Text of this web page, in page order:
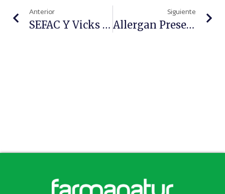
Anterior
SEFAC Y Vicks Colaboran Para Ampliar La Formación De Los Farmacéuticos Comunitarios En Gripe, Resfriado Y Tos
Siguiente
Allergan Presenta La Primera Web Que Analiza La Edad Del Rostro Y Ayuda A Diseñar Un Plan De Tratamiento Individualizado